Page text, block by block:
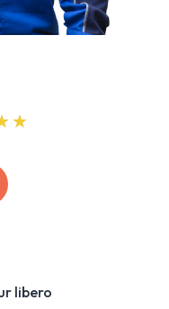
★
libero